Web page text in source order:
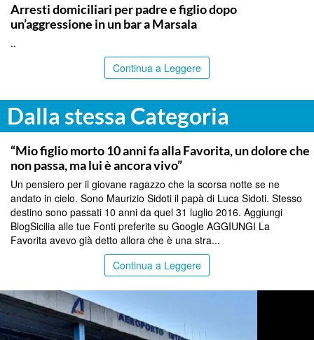
Arresti domiciliari per padre e figlio dopo
un’aggressione in un bar a Marsala
..
Continua a Leggere
Dalla stessa Categoria
PALERMO
“Mio figlio morto 10 anni fa alla Favorita, un dolore che
non passa, ma lui è ancora vivo”
Un pensiero per il giovane ragazzo che la scorsa notte se ne
andato in cielo. Sono Maurizio Sidoti il papà di Luca Sidoti. Stesso
destino sono passati 10 anni da quel 31 luglio 2016. Aggiungi
BlogSicilia alle tue Fonti preferite su Google AGGIUNGI La
Favorita avevo già detto allora che è una stra...
Continua a Leggere